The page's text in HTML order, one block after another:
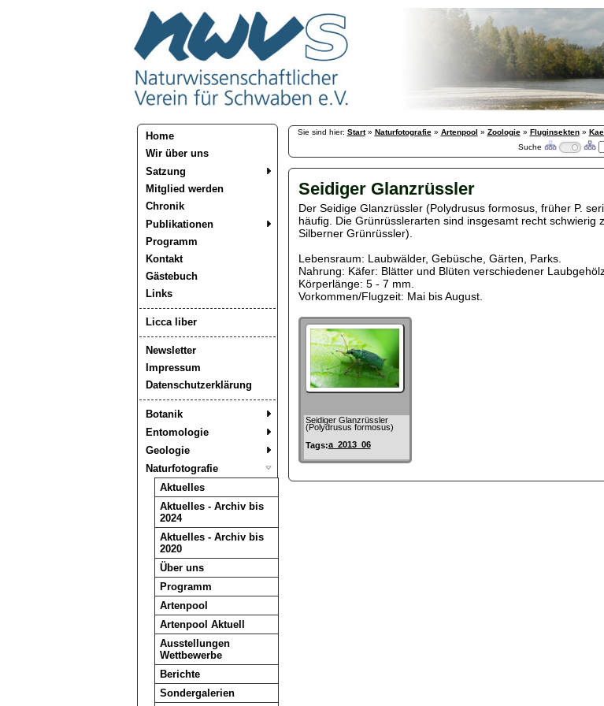
Home
Wir über uns
Satzung
Mitglied werden
Chronik
Publikationen
Programm
Kontakt
Gästebuch
Links
Licca liber
Newsletter
Impressum
Datenschutzerklärung
Botanik
Entomologie
Geologie
Naturfotografie
Aktuelles
Aktuelles - Archiv bis
2024
Aktuelles - Archiv bis
2020
Über uns
Programm
Artenpool
Artenpool Aktuell
Ausstellungen
Wettbewerbe
Berichte
Sondergalerien
Sie sind hier: Start» Naturfotografie» Artenpool » Zoologie» Fluginsekten»
Suche
Seidiger Glanzrüssler
Der Seidige Glanzrüssler (Polydrusus formosus, früher P.
häufig. Die Grünrüsslerarten sind insgesamt recht schwierig
Silberner Grünrüssler).
Lebensraum: Laubwälder, Gebüsche, Gärten, Parks.
Nahrung: Käfer: Blätter und Blüten verschiedener
Körperlänge: 5 - 7 mm.
Vorkommen/Flugzeit: Mai bis August.
Seidiger Glanzrüssler
(Polydrusus formosus)
Tags:a_2013_06